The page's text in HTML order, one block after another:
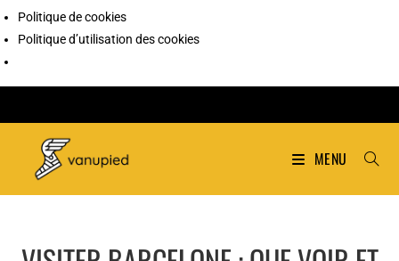
Politique de cookies
Politique d’utilisation des cookies
MENU